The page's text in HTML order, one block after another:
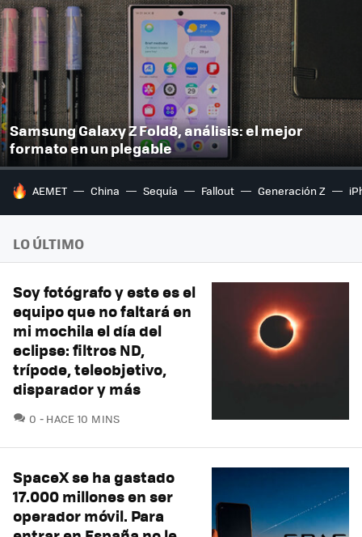
Samsung Galaxy Z Fold8, análisis: el mejor
formato en un plegable
HOY SE HABLA DE
AEMET China Sequía Fallout Generación Z
LO ÚLTIMO
Soy fotógrafo y este es el
equipo que no faltará en
mi mochila el día del
eclipse: filtros ND,
trípode, teleobjetivo,
disparador y más
0 COMENTARIOS
HACE 10 MINS
SpaceX se ha gastado
17.000 millones en ser
operador móvil. Para